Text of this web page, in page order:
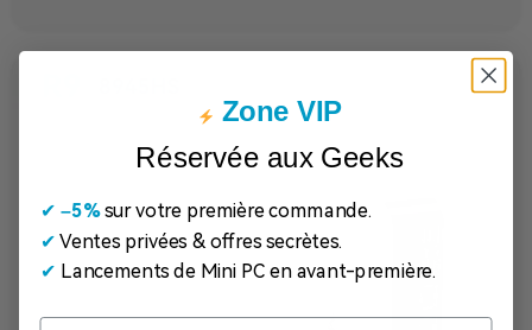
Zone VIP
Réservée aux Geeks
✔ ​–5%sur votre première commande.
✔ Ventes privées & offres secrètes.
✔ Lancements de Mini PC en avant-première.